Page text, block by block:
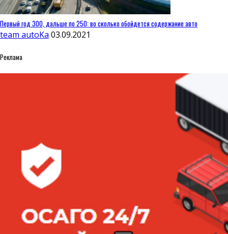
Первый год 300, дальше по 250: во сколько обойдется содержание авто
team autoKa 03.09.2021
Реклама